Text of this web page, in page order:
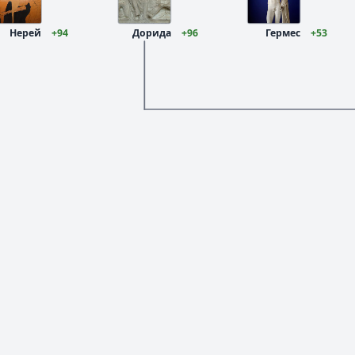
Дорида +96 Гермес +53
Нерей +94